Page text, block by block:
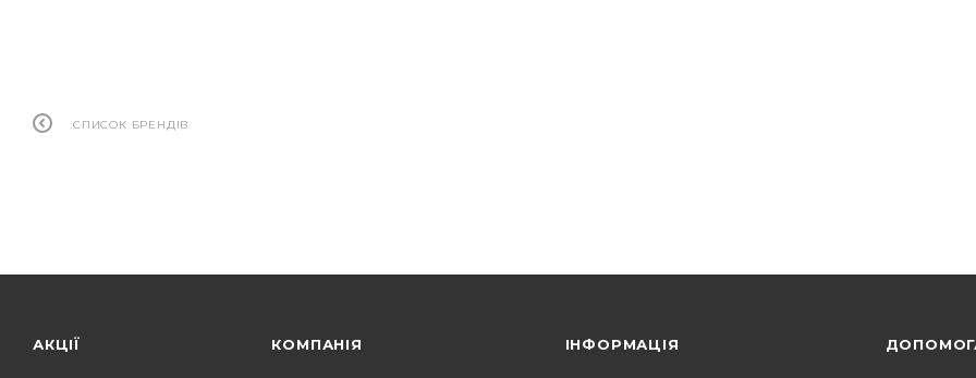
СПИСОК БРЕНДІВ
АКЦІЇ КОМПАНІЯ ІНФОРМАЦІЯ